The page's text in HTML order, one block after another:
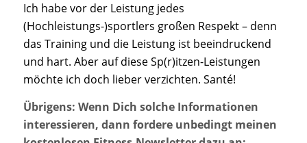
Ich habe vor der Leistung jedes
(Hochleistungs-)sportlers großen Respekt – denn
das Training und die Leistung ist beeindruckend
und hart. Aber auf diese Sp(r)itzen-Leistungen
möchte ich doch lieber verzichten. Santé!
Übrigens: Wenn Dich solche Informationen
interessieren, dann fordere unbedingt meinen